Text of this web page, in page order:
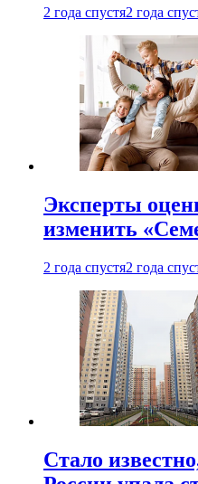
2 года спустя2 года
Эксперты
изменить
2 года спустя2 года
Стало